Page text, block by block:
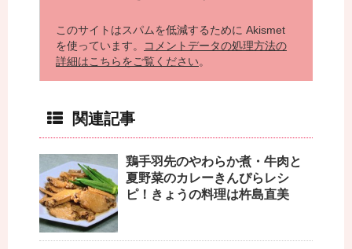
このサイトはスパムを低減するために Akismet
を使っています。
コメントデータの処理方法の
詳細はこちらをご覧ください。
関連記事
鶏手羽先のやわらか煮・牛肉と
夏野菜のカレーきんぴらレシ
ピ！きょうの料理は杵島直美